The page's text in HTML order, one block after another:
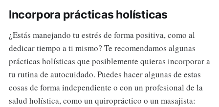
Incorpora prácticas holísticas
¿Estás manejando tu estrés de forma positiva, como al
dedicar tiempo a ti mismo? Te recomendamos algunas
prácticas holísticas que posiblemente quieras incorporar a
tu rutina de autocuidado. Puedes hacer algunas de estas
cosas de forma independiente o con un profesional de la
salud holística, como un quiropráctico o un masajista: